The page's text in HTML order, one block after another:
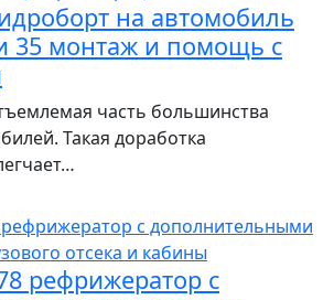
на автомобиль
35 монтаж и помощь с
часть большинства
Такая доработка
рефрижератор с